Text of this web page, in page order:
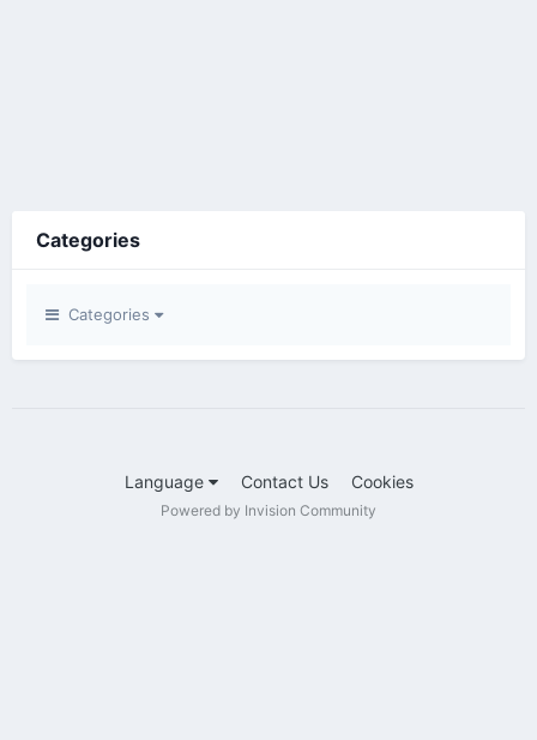
Categories
Categories
Language Contact Us Cookies
Powered by Invision Community